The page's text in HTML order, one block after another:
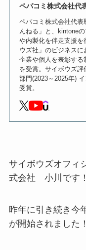
ペパコミ株式会社代
ペパコミ株式会社代表
んねる」と、kintone
や内製化を伴走支援を
ウズ社」のビジネス
企業や個人を表彰する
を受賞。サイボウズ評
部門(2023～2025年)
受賞。
サイボウズオフィ
式会社 小川です！
昨年に引き続き今
が開始されました！